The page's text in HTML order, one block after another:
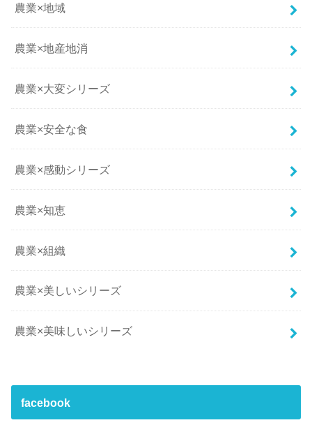
農業×地域
農業×地産地消
農業×大変シリーズ
農業×安全な食
農業×感動シリーズ
農業×知恵
農業×組織
農業×美しいシリーズ
農業×美味しいシリーズ
facebook